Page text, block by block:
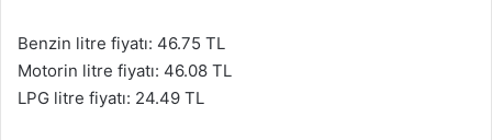
Benzin litre fiyatı: 46.75 TL
Motorin litre fiyatı: 46.08 TL
LPG litre fiyatı: 24.49 TL